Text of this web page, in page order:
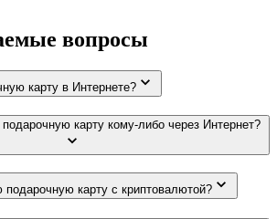
вопросы
карту в Интернете?
карту кому-либо через Интернет?
подарочную карту с криптовалютой?